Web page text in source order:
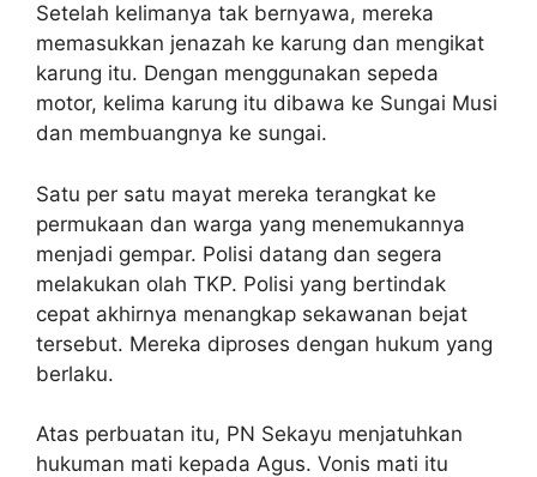
Setelah kelimanya tak bernyawa, mereka
memasukkan jenazah ke karung dan mengikat
karung itu. Dengan menggunakan sepeda
motor, kelima karung itu dibawa ke Sungai Musi
dan membuangnya ke sungai.
Satu per satu mayat mereka terangkat ke
permukaan dan warga yang menemukannya
menjadi gempar. Polisi datang dan segera
melakukan olah TKP. Polisi yang bertindak
cepat akhirnya menangkap sekawanan bejat
tersebut. Mereka diproses dengan hukum yang
berlaku.
Atas perbuatan itu, PN Sekayu menjatuhkan
hukuman mati kepada Agus. Vonis mati itu